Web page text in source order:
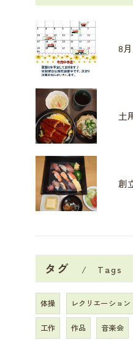
8
タグ Tags
体操 レクリエーション
工作 作品 音楽会